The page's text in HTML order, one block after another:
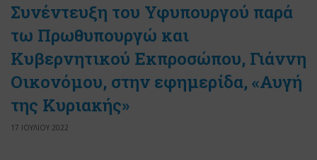
Συνέντευξη του Υφυπουργού παρά
τω Πρωθυπουργώ και
Κυβερνητικού Εκπροσώπου, Γιάννη
Οικονόμου, στην εφημερίδα, «Αυγή
της Κυριακής»
17 ΙΟΥΛΙΟΥ 2022